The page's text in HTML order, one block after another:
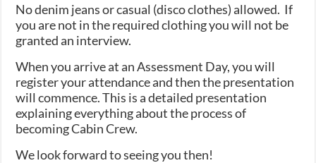
No denim jeans or casual (disco clothes) allowed. If
you are not in the required clothing you will not be
granted an interview.
When you arrive at an Assessment Day, you will
register your attendance and then the presentation
will commence. This is a detailed presentation
explaining everything about the process of
becoming Cabin Crew.
We look forward to seeing you then!